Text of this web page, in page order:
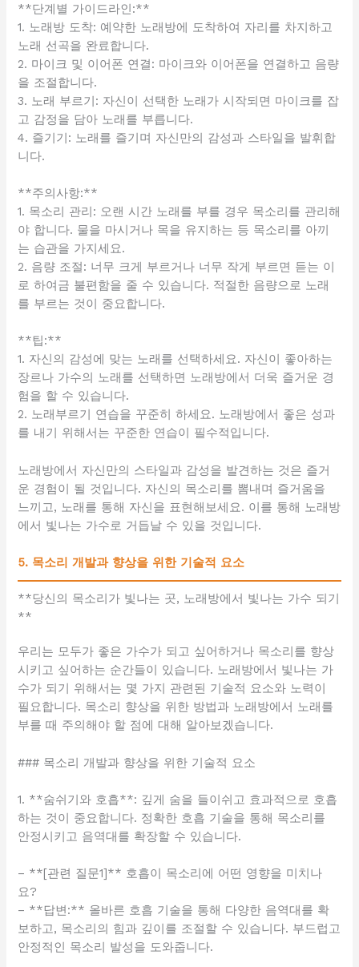
**단계별 가이드라인:**
1. 노래방 도착: 예약한 노래방에 도착하여 자리를 차지하고
노래 선곡을 완료합니다.
2. 마이크 및 이어폰 연결: 마이크와 이어폰을 연결하고 음량
을 조절합니다.
3. 노래 부르기: 자신이 선택한 노래가 시작되면 마이크를 잡
고 감정을 담아 노래를 부릅니다.
4. 즐기기: 노래를 즐기며 자신만의 감성과 스타일을 발휘합
니다.
**주의사항:**
1. 목소리 관리: 오랜 시간 노래를 부를 경우 목소리를 관리해
야 합니다. 물을 마시거나 목을 유지하는 등 목소리를 아끼
는 습관을 가지세요.
2. 음량 조절: 너무 크게 부르거나 너무 작게 부르면 듣는 이
로 하여금 불편함을 줄 수 있습니다. 적절한 음량으로 노래
를 부르는 것이 중요합니다.
**팁:**
1. 자신의 감성에 맞는 노래를 선택하세요. 자신이 좋아하는
장르나 가수의 노래를 선택하면 노래방에서 더욱 즐거운 경
험을 할 수 있습니다.
2. 노래부르기 연습을 꾸준히 하세요. 노래방에서 좋은 성과
를 내기 위해서는 꾸준한 연습이 필수적입니다.
노래방에서 자신만의 스타일과 감성을 발견하는 것은 즐거
운 경험이 될 것입니다. 자신의 목소리를 뽐내며 즐거움을
느끼고, 노래를 통해 자신을 표현해보세요. 이를 통해 노래방
에서 빛나는 가수로 거듭날 수 있을 것입니다.
5. 목소리 개발과 향상을 위한 기술적 요소
**당신의 목소리가 빛나는 곳, 노래방에서 빛나는 가수 되기
**
우리는 모두가 좋은 가수가 되고 싶어하거나 목소리를 향상
시키고 싶어하는 순간들이 있습니다. 노래방에서 빛나는 가
수가 되기 위해서는 몇 가지 관련된 기술적 요소와 노력이
필요합니다. 목소리 향상을 위한 방법과 노래방에서 노래를
부를 때 주의해야 할 점에 대해 알아보겠습니다.
### 목소리 개발과 향상을 위한 기술적 요소
1. **숨쉬기와 호흡**: 깊게 숨을 들이쉬고 효과적으로 호흡
하는 것이 중요합니다. 정확한 호흡 기술을 통해 목소리를
안정시키고 음역대를 확장할 수 있습니다.
– **[관련 질문1]** 호흡이 목소리에 어떤 영향을 미치나
요?
– **답변:** 올바른 호흡 기술을 통해 다양한 음역대를 확
보하고, 목소리의 힘과 깊이를 조절할 수 있습니다. 부드럽고
안정적인 목소리 발성을 도와줍니다.